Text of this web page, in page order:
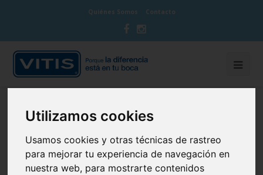
Utilizamos cookies
Usamos cookies y otras técnicas de rastreo
para mejorar tu experiencia de navegación en
nuestra web, para mostrarte contenidos
Quiénes Somos Contacto
BLOG CUIDA TU BOCA